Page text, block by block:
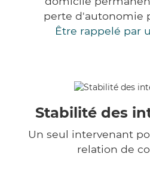
perte d'autonomie
Être rappelé par
Stabilité des
Un seul intervenant
relation de